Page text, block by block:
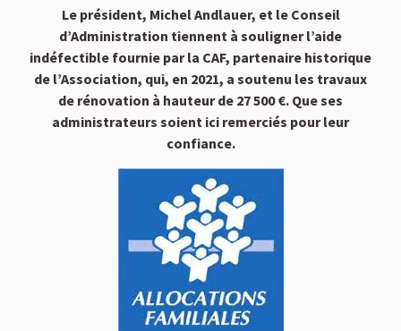
Le président, Michel Andlauer, et le Conseil
d’Administration tiennent à souligner l’aide
indéfectible fournie par la CAF, partenaire historique
de l’Association, qui, en 2021, a soutenu les travaux
de rénovation à hauteur de 27 500 €. Que ses
administrateurs soient ici remerciés pour leur
confiance.